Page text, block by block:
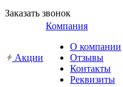
Заказать звонок
Акции
Компания
О компании
Отзывы
Контакты
Реквизиты